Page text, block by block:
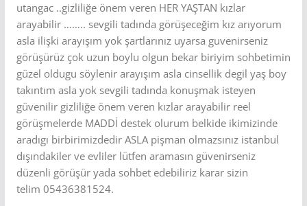
utangac ..gizliliğe önem veren HER YAŞTAN kızlar
arayabilir …….. sevgili tadında görüşeceğim kız arıyorum
asla ilişki arayışım yok şartlarınız uyarsa guvenirseniz
görüşürüz çok uzun boylu olgun bekar biriyim sohbetimin
güzel oldugu söylenir arayışım asla cinsellik degil yaş boy
takıntım asla yok sevgili tadında konuşmak isteyen
güvenilir gizliliğe önem veren kızlar arayabilir reel
görüşmelerde MADDİ destek olurum belkide ikimizinde
aradıgı birbirimizdedir ASLA pişman olmazsınız istanbul
dışındakiler ve evliler lütfen aramasın güvenirseniz
düzenli görüşür yada sohbet edebiliriz karar sizin
telim 05436381524.